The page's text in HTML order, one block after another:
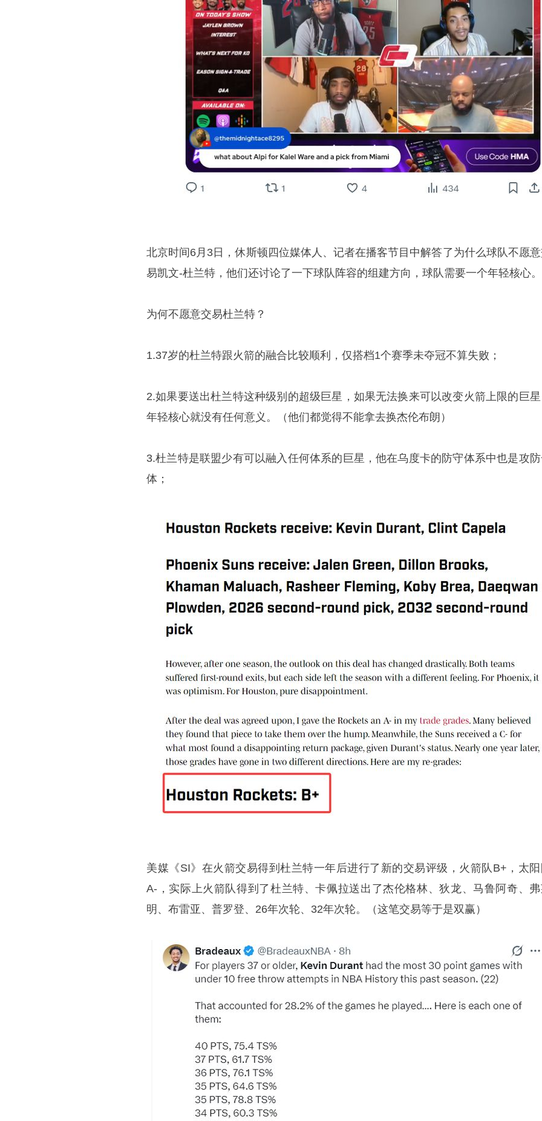
北京时间6月3日，休斯顿四位媒体人、记者在播客节目中解答了为什么球队不愿
易凯文-杜兰特，他们还讨论了一下球队阵容的组建方向，球队需要一个年轻核心。
为何不愿意交易杜兰特？
1.37岁的杜兰特跟火箭的融合比较顺利，仅搭档1个赛季未夺冠不算失败；
2.如果要送出杜兰特这种级别的超级巨星，如果无法换来可以改变火箭上限的巨
年轻核心就没有任何意义。（他们都觉得不能拿去换杰伦布朗）
3.杜兰特是联盟少有可以融入任何体系的巨星，他在乌度卡的防守体系中也是攻
体；
美媒《SI》在火箭交易得到杜兰特一年后进行了新的交易评级，火箭队B+，太
A-，实际上火箭队得到了杜兰特、卡佩拉送出了杰伦格林、狄龙、马鲁阿奇、
明、布雷亚、普罗登、26年次轮、32年次轮。（这笔交易等于是双赢）